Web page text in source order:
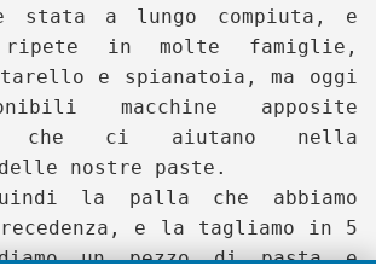
stata a lungo compiuta, e
in molte famiglie,
e spianatoia, ma oggi
macchine apposite
che ci aiutano nella
nostre paste.
la palla che abbiamo
e la tagliamo in 5
un pezzo di pasta e